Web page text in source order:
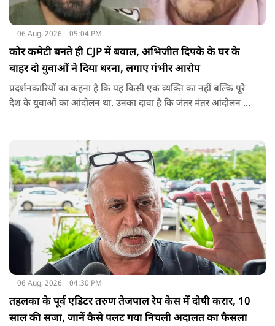
06 Aug, 2026 05:04 PM
कोर कमेटी बनते ही CJP में बवाल, अभिजीत दिपके के घर के
बाहर दो युवाओं ने दिया धरना, लगाए गंभीर आरोप
प्रदर्शनकारियों का कहना है कि यह किसी एक व्यक्ति का नहीं बल्कि पूरे
देश के युवाओं का आंदोलन था. उनका दावा है कि जंतर मंतर आंदोलन से
06 Aug, 2026 04:30 PM
तहलका के पूर्व एडिटर तरुण तेजपाल रेप केस में दोषी करार, 10
साल की सजा, जानें कैसे पलट गया निचली अदालत का फैसला